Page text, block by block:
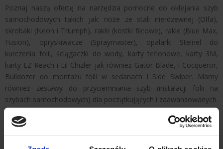
Poznaj naszą ofertę na narzędzia pomocne do oklejania szyb
samochodowych takich jak: noże ze stali nierdzewnej (Olfa),
skrobaki (Neon i Triumph), rakle (kostki filcowe), rakle (Blue Max,
Fusion), opryskiwacze (Spraymaster), opalarki Steinel do
kurczenia folii, ściągaczki do wody, karty teflonowe, karty 3M,
karty EZ Reach i Lil Chizler jak również Gator Blade, i Cocqueror,
Bulldozer do montażu folii w sedanach i Side Swiper. Mamy
również zestawy do przyciemniania szyb (instalacji folii na
szybach samochodowych) dla początkujących i zaawansowanych.
Narzędzia niezbędne do montażu folii do przyciemniania
szyb:
Opalarka Steinel HL 2020 E
- do kurczenia i profilowania folii,